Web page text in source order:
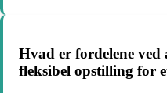
Hvad er fordelene ved
fleksibel opstilling for